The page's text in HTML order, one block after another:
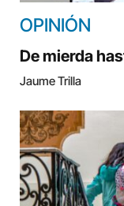
OPINIÓN
De mierda
Jaume Trilla